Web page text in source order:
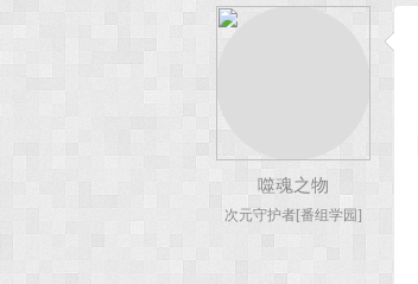
梦 » › ›
噬魂之物
次元守护者[番组学园]